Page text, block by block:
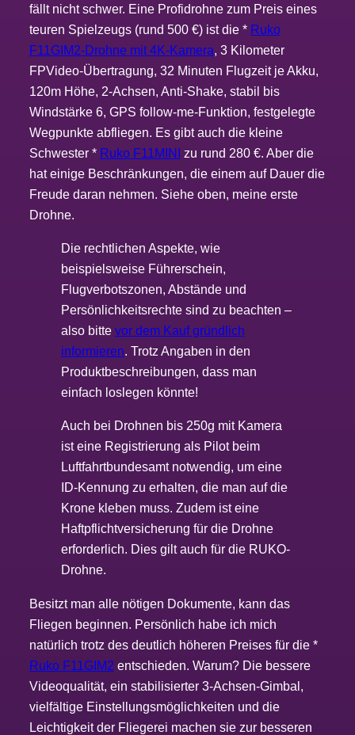
fällt nicht schwer. Eine Profidrohne zum Preis eines
teuren Spielzeugs (rund 500 €) ist die * Ruko
F11GIM2-Drohne mit 4K-Kamera, 3 Kilometer
FPVideo-Übertragung, 32 Minuten Flugzeit je Akku,
120m Höhe, 2-Achsen, Anti-Shake, stabil bis
Windstärke 6, GPS follow-me-Funktion, festgelegte
Wegpunkte abfliegen. Es gibt auch die kleine
Schwester * Ruko F11MINI zu rund 280 €. Aber die
hat einige Beschränkungen, die einem auf Dauer die
Freude daran nehmen. Siehe oben, meine erste
Drohne.
Die rechtlichen Aspekte, wie
beispielsweise Führerschein,
Flugverbotszonen, Abstände und
Persönlichkeitsrechte sind zu beachten –
also bitte vor dem Kauf gründlich
informieren. Trotz Angaben in den
Produktbeschreibungen, dass man
einfach loslegen könnte!
Auch bei Drohnen bis 250g mit Kamera
ist eine Registrierung als Pilot beim
Luftfahrtbundesamt notwendig, um eine
ID-Kennung zu erhalten, die man auf die
Krone kleben muss. Zudem ist eine
Haftpflichtversicherung für die Drohne
erforderlich. Dies gilt auch für die RUKO-
Drohne.
Besitzt man alle nötigen Dokumente, kann das
Fliegen beginnen. Persönlich habe ich mich
natürlich trotz des deutlich höheren Preises für die *
Ruko F11GIM2 entschieden. Warum? Die bessere
Videoqualität, ein stabilisierter 3-Achsen-Gimbal,
vielfältige Einstellungsmöglichkeiten und die
Leichtigkeit der Fliegerei machen sie zur besseren